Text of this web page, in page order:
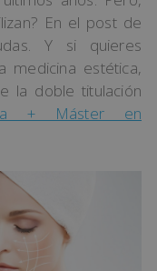
En el post de
Y si quieres
medicina estética,
la doble titulación
+ Máster en